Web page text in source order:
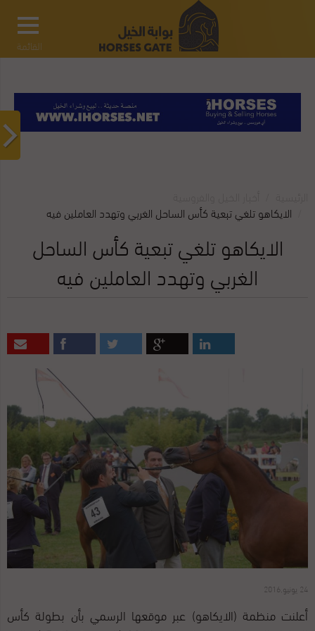
القائمة
الايكاهو تلغي تبعية كأس الساحل الغربي وتهدد العاملين فيه
الايكاهو تلغي تبعية كأس الساحل
الغربي وتهدد العاملين فيه
24 يونيو,2016
أعلنت منظمة (الايكاهو) عبر موقعها الرسمي بأن بطولة كأس